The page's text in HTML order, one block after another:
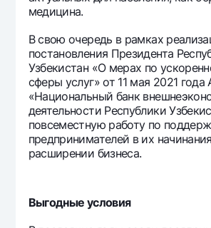
Ищите по сайту
Найти
Полезные ссылки
Часто задаваемые вопросы
Пресс-центр
Офисы и банкоматы
Согласие на обработку
Следите за нами в соцсетях
медицина.
В свою очередь в рамках
постановления Президента
Узбекистан «О мерах по
сферы услуг» от 11 мая 2021 года
«Национальный банк
деятельности Республики
повсеместную работу по
предпринимателей в их
расширении бизнеса.
Выгодные условия